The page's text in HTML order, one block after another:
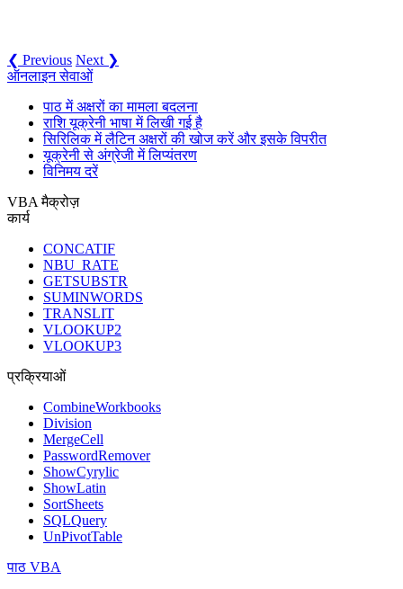
❮ Previous Next ❯
ऑनलाइन सेवाओं
पाठ में अक्षरों का मामला बदलना
राशि यूक्रेनी भाषा में लिखी गई है
सिरिलिक में लैटिन अक्षरों की खोज करें और इसके विपरीत
यूक्रेनी से अंग्रेजी में लिप्यंतरण
विनिमय दरें
VBA मैक्रोज़
कार्य
CONCATIF
NBU_RATE
GETSUBSTR
SUMINWORDS
TRANSLIT
VLOOKUP2
VLOOKUP3
प्रक्रियाओं
CombineWorkbooks
Division
MergeCell
PasswordRemover
ShowCyrylic
ShowLatin
SortSheets
SQLQuery
UnPivotTable
पाठ VBA